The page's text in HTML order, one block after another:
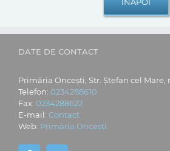
DATE DE CONTACT
Primăria Oncești, Str. Ștefan cel Mare,
Telefon: 0234288610
Fax: 0234288622
E-mail: Contact
Web: Primăria Oncești